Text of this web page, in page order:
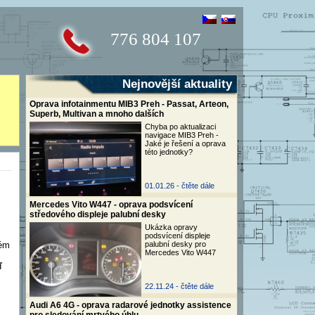
776 804 107
Nejnovější aktuality
Oprava infotainmentu MIB3 Preh - Passat, Arteon,
Superb, Multivan a mnoho dalších
Chyba po aktualizaci
navigace MIB3 Preh -
Jaké je řešení a oprava
této jednotky?
01.01.26 - čtěte dále
Mercedes Vito W447 - oprava podsvícení
středového displeje palubní desky
Ukázka opravy
podsvícení displeje
palubní desky pro
Mercedes Vito W447
22.11.24 - čtěte dále
Audi A6 4G - oprava radarové jednotky assistence